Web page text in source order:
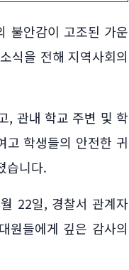
불안감이 고조된 가운
식을 전해 지역사회의
, 관내 학교 주변 및 학
고 학생들의 안전한 귀
습니다.
22일, 경찰서 관계자
원들에게 깊은 감사의